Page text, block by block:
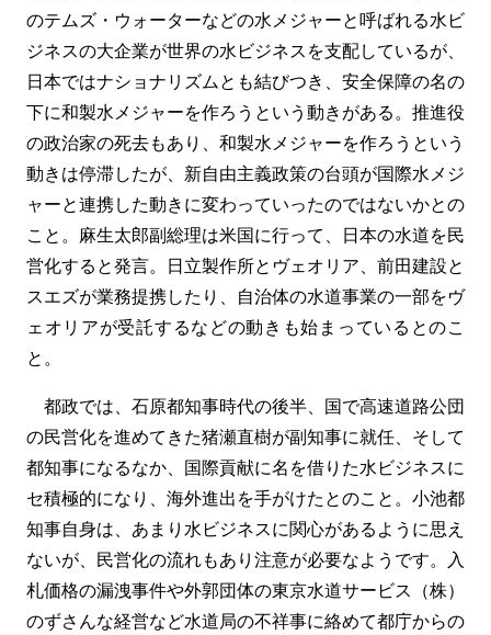
のテムズ・ウォーターなどの水メジャーと呼ばれる水ビ
ジネスの大企業が世界の水ビジネスを支配しているが、
日本ではナショナリズムとも結びつき、安全保障の名の
下に和製水メジャーを作ろうという動きがある。推進役
の政治家の死去もあり、和製水メジャーを作ろうという
動きは停滞したが、新自由主義政策の台頭が国際水メジ
ャーと連携した動きに変わっていったのではないかとの
こと。麻生太郎副総理は米国に行って、日本の水道を民
営化すると発言。日立製作所とヴェオリア、前田建設と
スエズが業務提携したり、自治体の水道事業の一部をヴ
ェオリアが受託するなどの動きも始まっているとのこ
と。
都政では、石原都知事時代の後半、国で高速道路公団
の民営化を進めてきた猪瀬直樹が副知事に就任、そして
都知事になるなか、国際貢献に名を借りた水ビジネスに
セ積極的になり、海外進出を手がけたとのこと。小池都
知事自身は、あまり水ビジネスに関心があるように思え
ないが、民営化の流れもあり注意が必要なようです。入
札価格の漏洩事件や外郭団体の東京水道サービス（株）
のずさんな経営など水道局の不祥事に絡めて都庁からの